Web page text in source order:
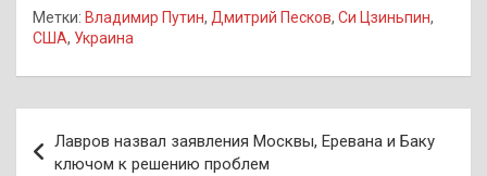
Метки: Владимир Путин, Дмитрий Песков, Си Цзиньпин,
США, Украина
по
Лавров назвал заявления Москвы, Еревана и Баку
ключом к решению проблем